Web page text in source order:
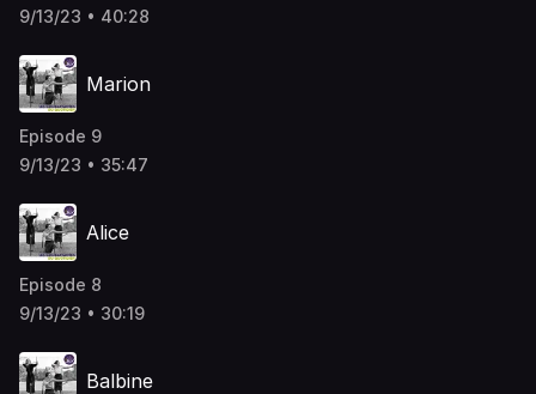
9/13/23 • 40:28
Marion
Episode 9
9/13/23 • 35:47
Alice
Episode 8
9/13/23 • 30:19
Balbine